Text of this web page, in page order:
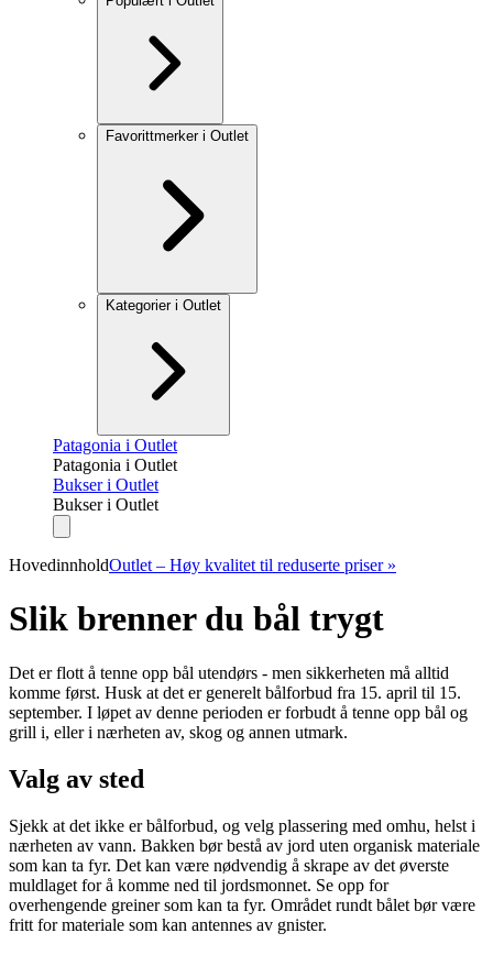
Favorittmerker i Outlet
Kategorier i Outlet
Patagonia i Outlet
Patagonia i Outlet
Bukser i Outlet
Bukser i Outlet
HovedinnholdOutlet – Høy kvalitet til reduserte priser »
Slik brenner du bål trygt
Det er flott å tenne opp bål utendørs - men sikkerheten må alltid
komme først. Husk at det er generelt bålforbud fra 15. april til 15.
september. I løpet av denne perioden er forbudt å tenne opp bål og
grill i, eller i nærheten av, skog og annen utmark.
Valg av sted
Sjekk at det ikke er bålforbud, og velg plassering med omhu, helst i
nærheten av vann. Bakken bør bestå av jord uten organisk materiale
som kan ta fyr. Det kan være nødvendig å skrape av det øverste
muldlaget for å komme ned til jordsmonnet. Se opp for
overhengende greiner som kan ta fyr. Området rundt bålet bør være
fritt for materiale som kan antennes av gnister.